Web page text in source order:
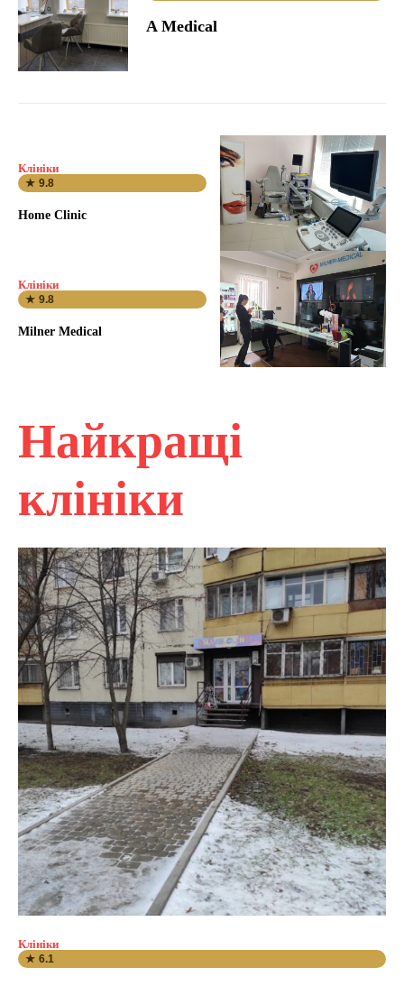
A Medical
Клініки
★ 9.8
Home Clinic
Клініки
★ 9.8
Milner Medical
Найкращі
клініки
Клініки
★ 6.1